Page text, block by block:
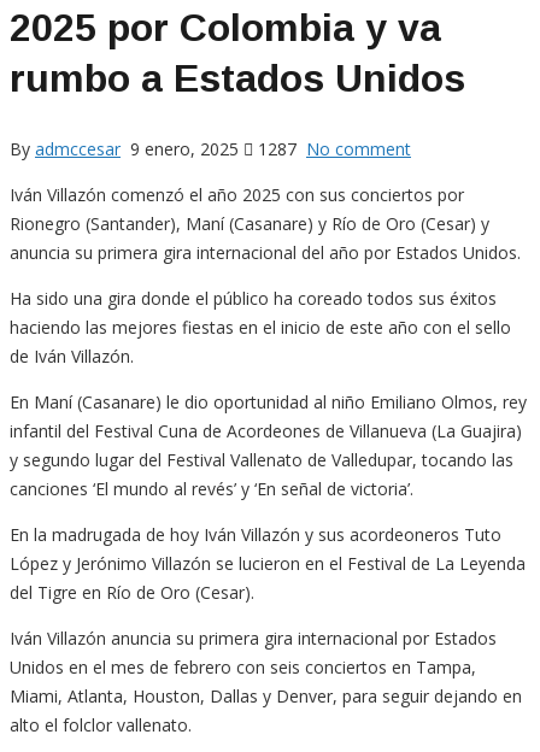
2025 por Colombia y va
rumbo a Estados Unidos
By admccesar 9 enero, 2025 1287 No comment
Iván Villazón comenzó el año 2025 con sus conciertos por
Rionegro (Santander), Maní (Casanare) y Río de Oro (Cesar) y
anuncia su primera gira internacional del año por Estados Unidos.
Ha sido una gira donde el público ha coreado todos sus éxitos
haciendo las mejores fiestas en el inicio de este año con el sello
de Iván Villazón.
En Maní (Casanare) le dio oportunidad al niño Emiliano Olmos, rey
infantil del Festival Cuna de Acordeones de Villanueva (La Guajira)
y segundo lugar del Festival Vallenato de Valledupar, tocando las
canciones ‘El mundo al revés’ y ‘En señal de victoria’.
En la madrugada de hoy Iván Villazón y sus acordeoneros Tuto
López y Jerónimo Villazón se lucieron en el Festival de La Leyenda
del Tigre en Río de Oro (Cesar).
Iván Villazón anuncia su primera gira internacional por Estados
Unidos en el mes de febrero con seis conciertos en Tampa,
Miami, Atlanta, Houston, Dallas y Denver, para seguir dejando en
alto el folclor vallenato.